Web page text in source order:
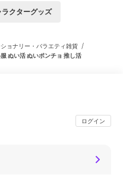
ラクターグッズ
ョナリー・バラエティ雑貨 /
ぬい活 ぬいポンチョ 推し活
ログイン